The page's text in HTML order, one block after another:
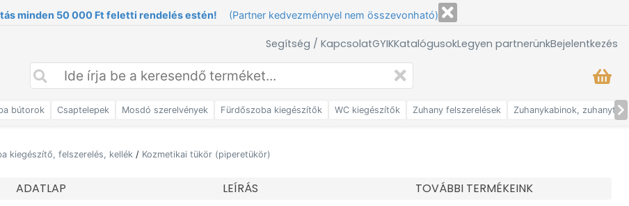
minden 50 000 Ft feletti rendelés estén! (Partner kedvezménnyel nem összevonható)
Segítség / KapcsolatGYIKKatalógusokLegyen partnerünkBejelentkezés
bútorok Csaptelepek Mosdó szerelvények Fürdőszoba kiegészítők WC kiegészítők Zuhany felszerelések Zuhanykabinok,
kiegészítő, felszerelés, kellék / Kozmetikai tükör (piperetükör)
ADATLAP LEÍRÁS TOVÁBBI TERMÉKEINK